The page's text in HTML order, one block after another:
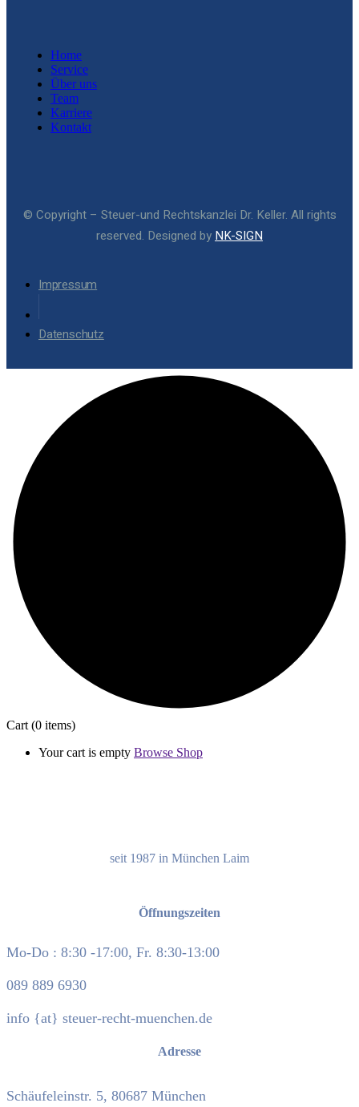
Home
Service
Über uns
Team
Karriere
Kontakt
© Copyright – Steuer-und Rechtskanzlei Dr. Keller. All rights
reserved. Designed by NK-SIGN
Impressum
Datenschutz
Cart (0 items)
Your cart is empty Browse Shop
seit 1987 in München Laim
Öffnungszeiten
Mo-Do : 8:30 -17:00, Fr. 8:30-13:00
089 889 6930
info {at} steuer-recht-muenchen.de
Adresse
Schäufeleinstr. 5, 80687 München